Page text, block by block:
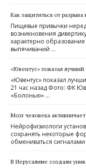
Как защититься от
Пищевые привычки
возникновения
характерно
выпячиваний …
«Ювентус» показал лучший
«Ювентус» показал
21 час назад Фото: ФК
«Болонью» …
Мозг человека
Нейрофизиологи
сохранять некоторые
обмениваться
В Иерусалиме создали